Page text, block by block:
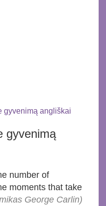
gyvenimą angliškai
gyvenimą
number of
moments that take
George Carlin)